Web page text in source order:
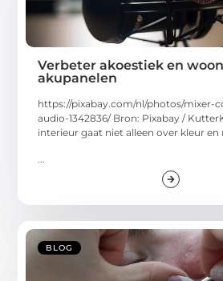
Verbeter akoestiek en
akupanelen
https://pixabay.com/nl/photos/mixer-
audio-1342836/ Bron: Pixabay /
interieur gaat niet alleen over kleur en
BLOG